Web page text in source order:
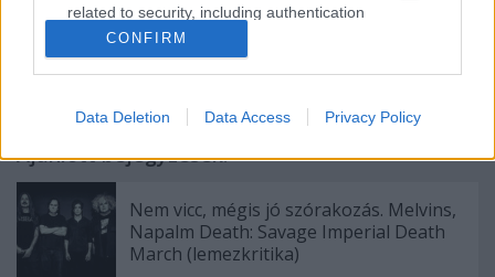
related to security, including authentication
functionality and fraud prevention, and other
user protection.
CONFIRM
Data Deletion Data Access Privacy Policy
nirvana pearl jam
Ajánlott bejegyzések:
Nem vicc, mégis jó szórakozás. Melvins,
Napalm Death: Savage Imperial Death
March (lemezkritika)